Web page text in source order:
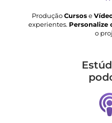
ProduçãoCursose
experientes. Personalize
o